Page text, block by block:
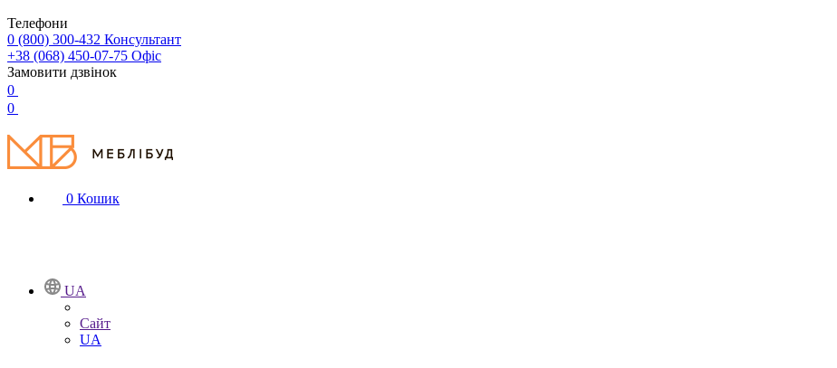
Телефони
0 (800) 300-432 Консультант
+38 (068) 450-07-75 Офіс
Замовити дзвінок
0
0
0 Кошик
UA
Сайт
UA